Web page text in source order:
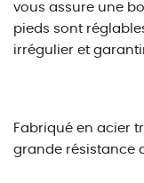
vous assure une
pieds sont
irrégulier et
Fabriqué en acier
grande résistance